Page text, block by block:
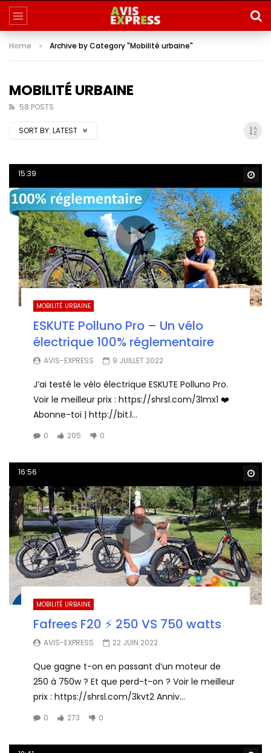
Home Archive by Category "Mobilité urbaine"
MOBILITÉ URBAINE
58 POSTS
SORT BY: LATEST
15:39
MOBILITÉ URBAINE
ESKUTE Polluno Pro – Un vélo
électrique 100% réglementaire
AVIS-EXPRESS 9 JUILLET 2022
J’ai testé le vélo électrique ESKUTE Polluno Pro.
Voir le meilleur prix : https://shrsl.com/3lmx1 ❤️
Abonne-toi | http://bit.l...
0 205 0
16:56
MOBILITÉ URBAINE
Fafrees F20 ⚡ 250 VS 750 watts
AVIS-EXPRESS 22 JUIN 2022
Que gagne t-on en passant d’un moteur de
250 à 750w ? Et que perd-t-on ? Voir le meilleur
prix : https://shrsl.com/3kvt2 Anniv...
0 273 0